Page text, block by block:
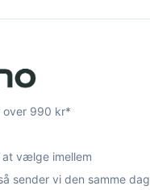
over 990 kr*
vælge imellem
sender vi den samme dag